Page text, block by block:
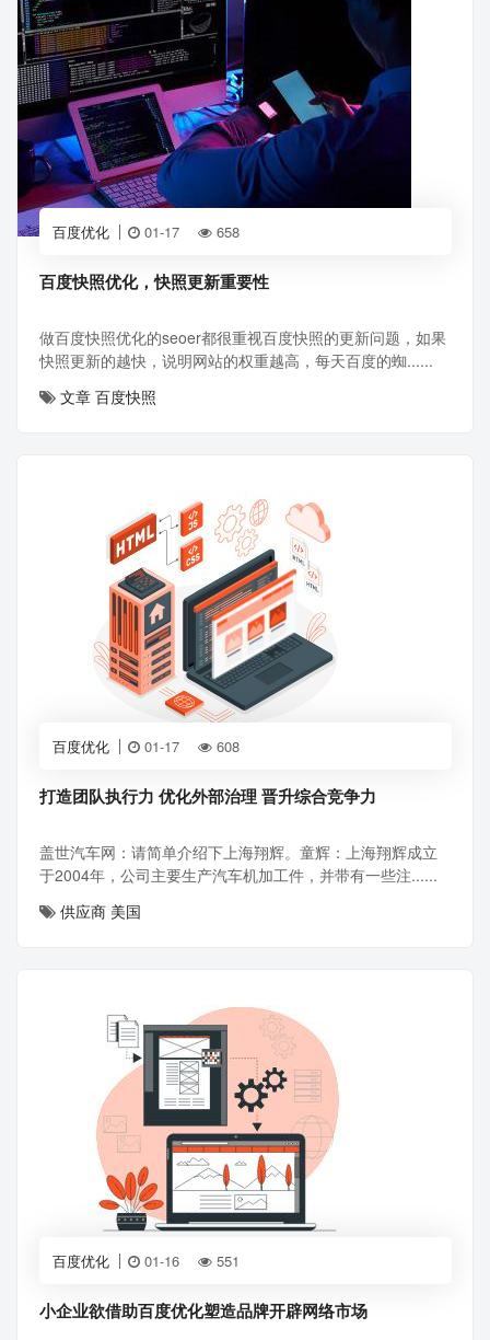
百度优化 01-17 658
百度快照优化，快照更新重要性
做百度快照优化的seoer都很重视百度快照的更新问题，如果
快照更新的越快，说明网站的权重越高，每天百度的蜘......
文章 百度快照
百度优化 01-17 608
打造团队执行力 优化外部治理 晋升综合竞争力
盖世汽车网：请简单介绍下上海翔辉。童辉：上海翔辉成立
于2004年，公司主要生产汽车机加工件，并带有一些注......
供应商 美国
百度优化 01-16 551
小企业欲借助百度优化塑造品牌开辟网络市场